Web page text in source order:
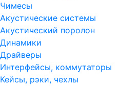
Чимесы
Акустические системы
Акустический поролон
Динамики
Драйверы
Интерфейсы, коммутаторы
Кейсы, рэки, чехлы